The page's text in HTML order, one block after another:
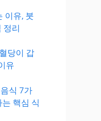
이유, 붓
정리
당이 갑
유
식 7가
핵심 식